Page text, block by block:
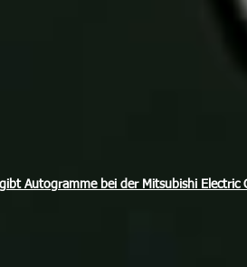
Autogramme bei der Mitsubishi